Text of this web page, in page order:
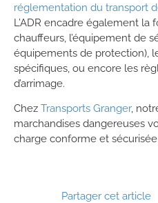
Partager cet article
réglementation du transport
L’ADR encadre également la
chauffeurs, l’équipement de
équipements de protection),
spécifiques, ou encore les
d’arrimage.
Chez Transports Granger,
marchandises dangereuses
charge conforme et